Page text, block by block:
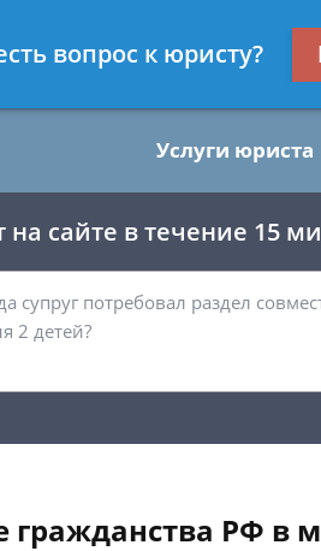
Услуги юриста
сайте в течение 15
РФ в
вопрос к юристу?